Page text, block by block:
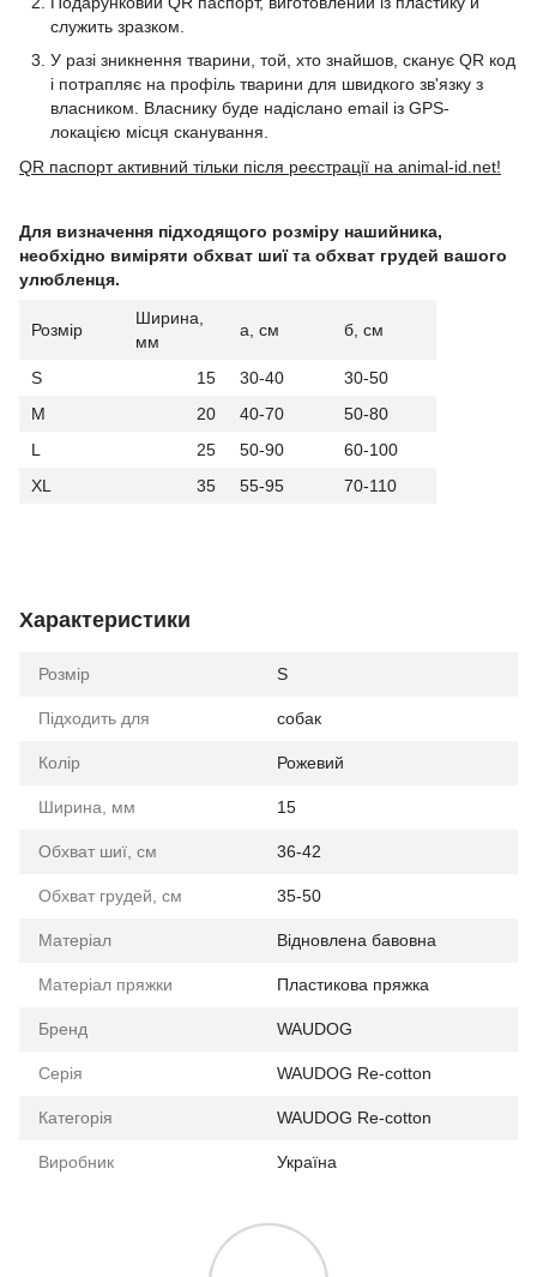
служить зразком.
У разі зникнення тварини, той, хто знайшов, сканує QR код
і потрапляє на профіль тварини для швидкого зв'язку з
власником. Власнику буде надіслано email із GPS-
локацією місця сканування.
QR паспорт активний тільки після реєстрації на animal-id.net!
Для визначення підходящого розміру нашийника,
необхідно виміряти обхват шиї та обхват грудей вашого
улюбленця.
Розмір
Ширина,
мм
а, см б, см
S 15 30-40
30-50
M
20 40-70
50-80
L
25 50-90
60-100
XL
35 55-95 70-110
Характеристики
Розмір S
Підходить для собак
Колір Рожевий
Ширина, мм 15
Обхват шиї, см 36-42
Обхват грудей, см 35-50
Матеріал Відновлена бавовна
Матеріал пряжки Пластикова пряжка
Бренд WAUDOG
Серія WAUDOG Re-cotton
Категорія WAUDOG Re-cotton
Виробник Україна